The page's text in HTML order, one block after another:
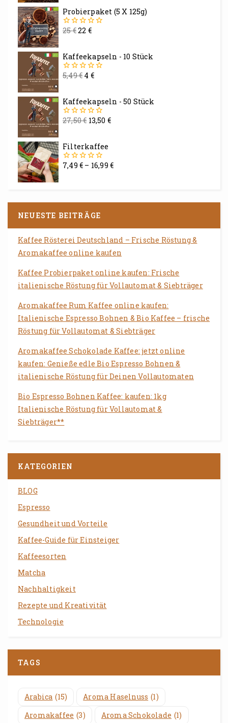
Probierpaket (5 X 125g)
0
25€22 €
Kaffeekapseln - 10 Stück
0
5,49€4 €
Kaffeekapseln - 50 Stück
0
27,50€ 13,50 €
Filterkaffee
0
7,49 € – 16,99€
NEUESTE BEITRÄGE
Kaffee Rösterei Deutschland – Frische Röstung &
Aromakaffee online kaufen
Kaffee Probierpaket online kaufen: Frische
italienische Röstung für Vollautomat & Siebträger
Aromakaffee Rum Kaffee online kaufen:
Italienische Espresso Bohnen & Bio Kaffee – frische
Röstung für Vollautomat & Siebträger
Aromakaffee Schokolade Kaffee: jetzt online
kaufen: Genieße edle Bio Espresso Bohnen &
italienische Röstung für Deinen Vollautomaten
Bio Espresso Bohnen Kaffee: kaufen: 1kg
Italienische Röstung für Vollautomat &
Siebträger**
KATEGORIEN
BLOG
Espresso
Gesundheit und Vorteile
Kaffee-Guide für Einsteiger
Kaffeesorten
Matcha
Nachhaltigkeit
Rezepte und Kreativität
Technologie
TAGS
Arabica (15) Aroma Haselnuss (1)
Aromakaffee (3) Aroma Schokolade (1)